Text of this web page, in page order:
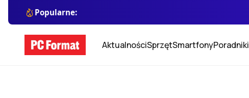
Popularne:
AktualnościSprzętSmartfonyPoradniki